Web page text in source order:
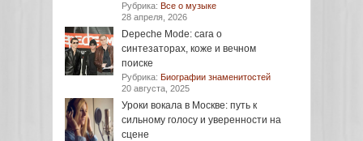
Рубрика: Все о музыке
28 апреля, 2026
Depeche Mode: сага о
синтезаторах, коже и вечном
поиске
Рубрика: Биографии знаменитостей
20 августа, 2025
Уроки вокала в Москве: путь к
сильному голосу и уверенности на
сцене